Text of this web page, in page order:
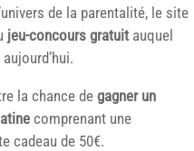
de la parentalité, le site
jeu-concours gratuit auquel
la chance de gagner un
comprenant une
cadeau de 50€.